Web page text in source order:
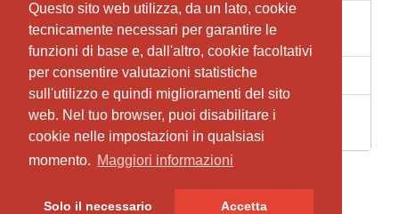
Questo sito web utilizza, da un lato, cookie
tecnicamente necessari per garantire le
funzioni di base e, dall'altro, cookie facoltativi
per consentire valutazioni statistiche
sull'utilizzo e quindi miglioramenti del sito
web. Nel tuo browser, puoi disabilitare i
cookie nelle impostazioni in qualsiasi
momento. Maggiori informazioni
Solo il necessario Accetta
Questo sito web utilizza, da un lato, cookie
tecnicamente necessari per garantire le
funzioni di base e, dall'altro, cookie facoltativi
per consentire valutazioni statistiche
sull'utilizzo e quindi miglioramenti del sito
web. Nel tuo browser, puoi disabilitare i
cookie nelle impostazioni in qualsiasi
momento. Maggiori informazioni
Solo il necessario Accetta
5er Abo Pilates & Yoga
20
Settimane
Einzellektion Pilates oder Yoga 1 Giorni
Jahresabo Yoga und Pilates
52
Settimane